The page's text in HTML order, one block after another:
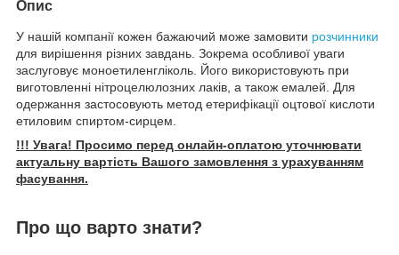
Опис
У нашій компанії кожен бажаючий може замовити розчинники
для вирішення різних завдань. Зокрема особливої уваги
заслуговує моноетиленгліколь. Його використовують при
виготовленні нітроцелюлозних лаків, а також емалей. Для
одержання застосовують метод етерифікації оцтової кислоти
етиловим спиртом-сирцем.
!!! Увага! Просимо перед онлайн-оплатою уточнювати
актуальну вартість Вашого замовлення з урахуванням
фасування.
Про що варто знати?